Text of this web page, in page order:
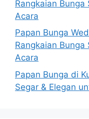
Rangkaian Bunga
Acara
Papan Bunga
Rangkaian Bunga
Acara
Papan Bunga di
Segar & Elegan